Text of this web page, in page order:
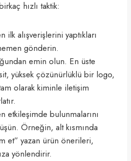
hızlı taktik:
ilk alışverişlerini yaptıkları
gönderin.
emin olun. En üste
yüksek çözünürlüklü bir logo,
olarak kiminle iletişim
etkileşimde bulunmalarını
Örneğin, alt kısmında
et” yazan ürün önerileri,
yönlendirir.